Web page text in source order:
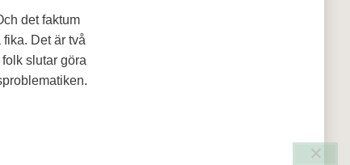
det faktum
Det är två
slutar göra